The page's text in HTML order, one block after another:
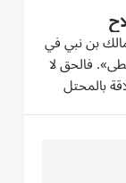
بن نبي في
فالحق لا
بالمحتل